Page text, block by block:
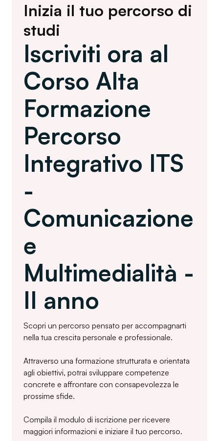
Inizia il tuo percorso di
studi
Iscriviti ora al
Corso Alta
Formazione
Percorso
Integrativo ITS
-
Comunicazione
e
Multimedialità -
II anno
Scopri un percorso pensato per accompagnarti
nella tua crescita personale e professionale.
Attraverso una formazione strutturata e orientata
agli obiettivi, potrai sviluppare competenze
concrete e affrontare con consapevolezza le
prossime sfide.
Compila il modulo di iscrizione per ricevere
maggiori informazioni e iniziare il tuo percorso.